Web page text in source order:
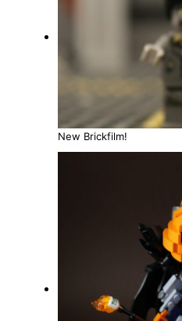
New Brickfilm!